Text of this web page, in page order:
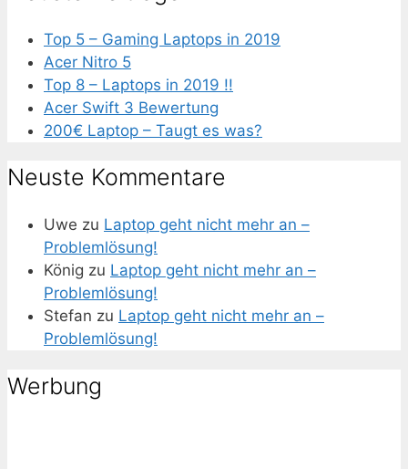
Top 5 – Gaming Laptops in 2019
Acer Nitro 5
Top 8 – Laptops in 2019 !!
Acer Swift 3 Bewertung
200€ Laptop – Taugt es was?
Neuste Kommentare
Uwe zu Laptop geht nicht mehr an –
Problemlösung!
König zu Laptop geht nicht mehr an –
Problemlösung!
Stefan zu Laptop geht nicht mehr an –
Problemlösung!
Werbung